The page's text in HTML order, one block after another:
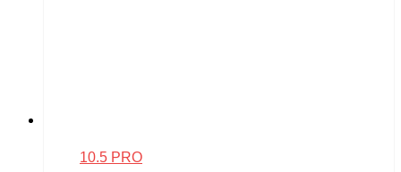
10.5 PRO